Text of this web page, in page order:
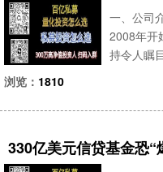
一、公司
2008年开
持令人瞩
浏览： 1810
330亿美元信贷基金恐“